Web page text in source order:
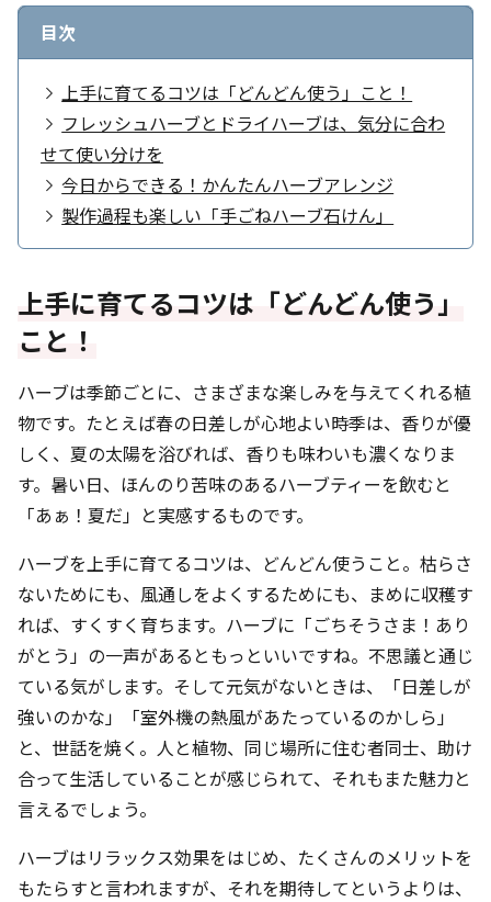
目次
上手に育てるコツは「どんどん使う」こと！
フレッシュハーブとドライハーブは、気分に合わ
せて使い分けを
今日からできる！かんたんハーブアレンジ
製作過程も楽しい「手ごねハーブ石けん」
上手に育てるコツは「どんどん使う」
こと！
ハーブは季節ごとに、さまざまな楽しみを与えてくれる植
物です。たとえば春の日差しが心地よい時季は、香りが優
しく、夏の太陽を浴びれば、香りも味わいも濃くなりま
す。暑い日、ほんのり苦味のあるハーブティーを飲むと
「あぁ！夏だ」と実感するものです。
ハーブを上手に育てるコツは、どんどん使うこと。枯らさ
ないためにも、風通しをよくするためにも、まめに収穫す
れば、すくすく育ちます。ハーブに「ごちそうさま！あり
がとう」の一声があるともっといいですね。不思議と通じ
ている気がします。そして元気がないときは、「日差しが
強いのかな」「室外機の熱風があたっているのかしら」
と、世話を焼く――。人と植物、同じ場所に住む者同士、助け
合って生活していることが感じられて、それもまた魅力と
言えるでしょう。
ハーブはリラックス効果をはじめ、たくさんのメリットを
もたらすと言われますが、それを期待してというよりは、